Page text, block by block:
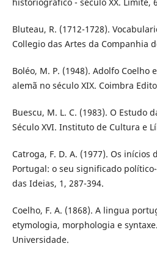
Bluteau, R. (1712-1728).
Collegio das Artes da Companhia
Boléo, M. P. (1948). Adolfo
alemã no século XIX. Coimbra
Buescu, M. L. C. (1983). O Estudo
Século XVI. Instituto de Cultura e
Catroga, F. D. A. (1977). Os inícios
Portugal: o seu significado
das Ideias, 1, 287-394.
Coelho, F. A. (1868). A lingua
etymologia, morphologia e
Universidade.